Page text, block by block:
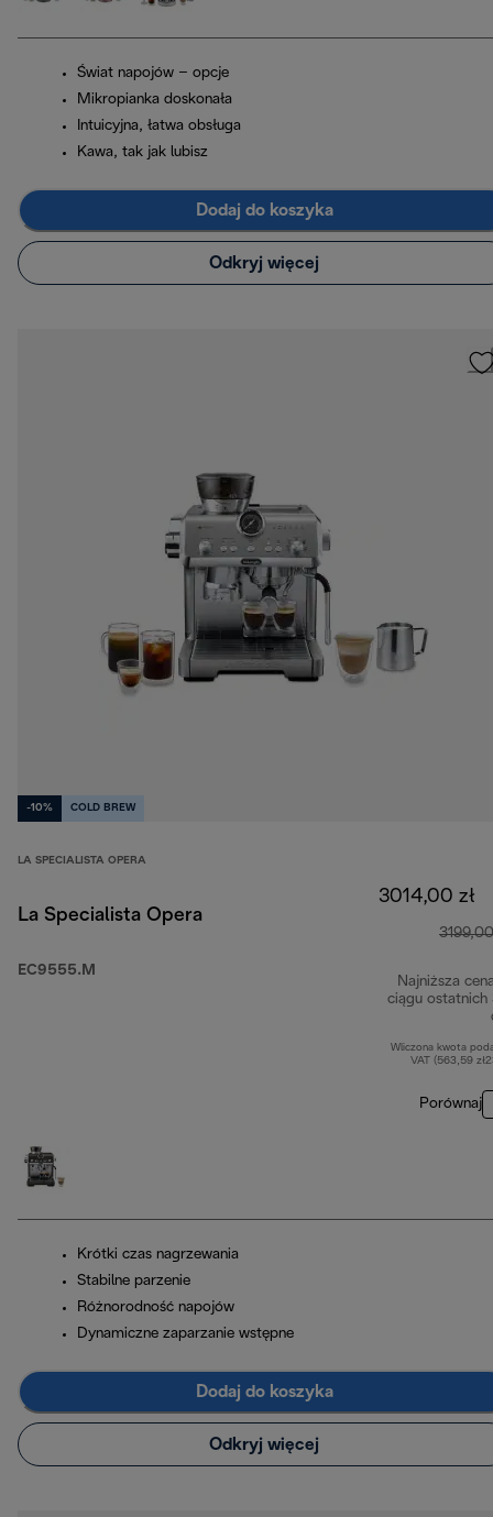
Świat napojów – opcje
Mikropianka doskonała
Intuicyjna, łatwa obsługa
Kawa, tak jak lubisz
Dodaj do koszyka
Odkryj więcej
-10% COLD BREW
LA SPECIALISTA OPERA
La Specialista Opera
EC9555.M
3014,00 zł
Najniższa
ciągu ostatnich
Wliczona kwota
VAT (563,59
Porównaj
Krótki czas nagrzewania
Stabilne parzenie
Różnorodność napojów
Dynamiczne zaparzanie wstępne
Dodaj do koszyka
Odkryj więcej